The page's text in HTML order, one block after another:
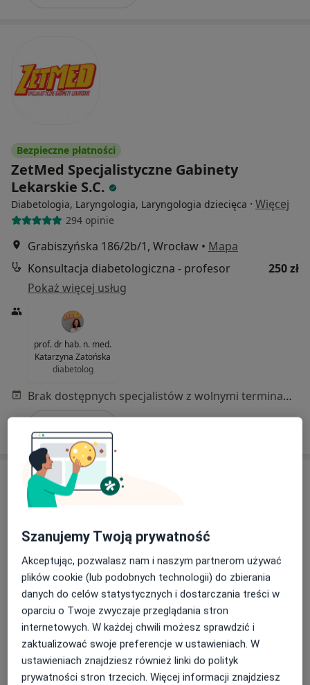
Bezpieczne płatności
ZetMed Specjalistyczne Gabinety
Lekarskie S.C.
Diabetologia, Laryngologia, Laryngologia dziecięca · Więcej
294 opinie
Grabiszyńska 186/2b/1, Wrocław • Mapa
Konsultacja diabetologiczna - profesor
250 zł
Pokaż więcej usług
prof. dr hab. n. med.
Katarzyna Zatońska
diabetolog
Brak dostępnych specjalistów z wolnymi terminami w tym centrum medycznym.
Bezpieczne płatności
lek. Robert Błażuk
Diabetolog, Endokrynolog, Internista·Więcej
322 opinie
Popularny specjalista: pacjenci chętnie płacą
online
Szanujemy Twoją prywatność
Akceptując, pozwalasz nam i naszym partnerom używać
plików cookie (lub podobnych technologii) do zbierania
danych do celów statystycznych i dostarczania treści w
oparciu o Twoje zwyczaje przeglądania stron
internetowych. W każdej chwili możesz sprawdzić i
zaktualizować swoje preferencje w ustawieniach. W
ustawieniach znajdziesz również linki do polityk
prywatności stron trzecich. Więcej informacji znajdziesz